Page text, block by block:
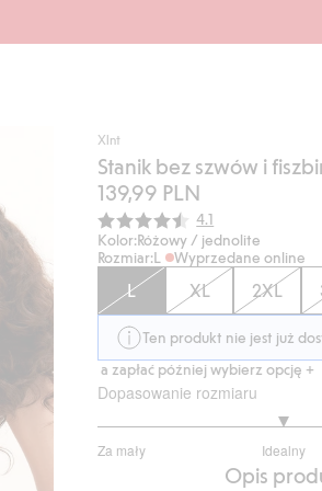
Xlnt
Stanik bez szwów i
139,99 PLN
Średnia ocena:
4.1
Kolor:Różowy / jednolite
Rozmiar:L Wyprzedane online
L XL 2XL
Ten produkt nie jest już
Kup teraz, a zapłać później wybierz opcję +
Dopasowanie rozmiaru
Za mały Idealny
na
Opis